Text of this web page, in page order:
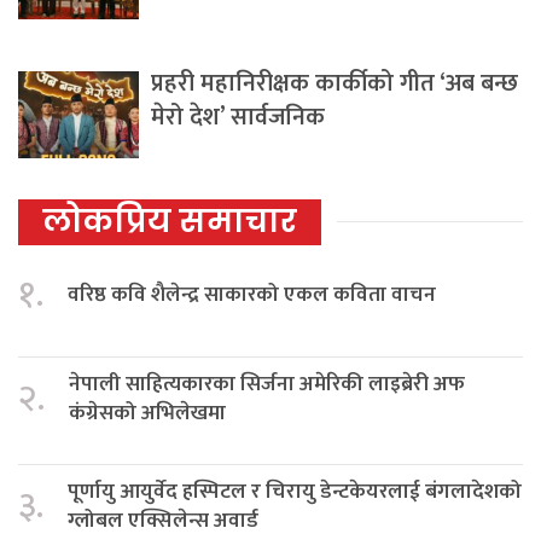
प्रहरी महानिरीक्षक कार्कीको गीत ‘अब बन्छ
मेरो देश’ सार्वजनिक
लोकप्रिय समाचार
१. वरिष्ठ कवि शैलेन्द्र साकारको एकल कविता वाचन
२.
नेपाली साहित्यकारका सिर्जना अमेरिकी लाइब्रेरी अफ
कंग्रेसको अभिलेखमा
३.
पूर्णायु आयुर्वेद हस्पिटल र चिरायु डेन्टकेयरलाई बंगलादेशको
ग्लोबल एक्सिलेन्स अवार्ड